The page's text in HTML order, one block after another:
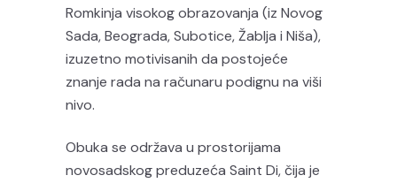
Romkinja visokog obrazovanja (iz Novog
Sada, Beograda, Subotice, Žablja i Niša),
izuzetno motivisanih da postojeće
znanje rada na računaru podignu na viši
nivo.
Obuka se održava u prostorijama
novosadskog preduzeća Saint Di, čija je